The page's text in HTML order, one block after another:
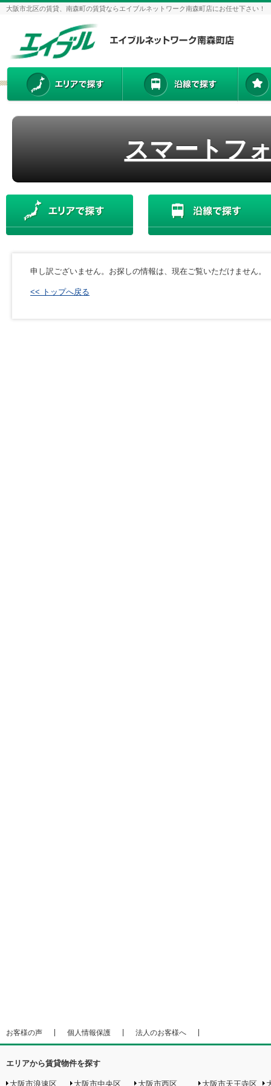
大阪市北区の賃貸、南森町の賃貸ならエイブルネットワーク南森町店にお任せ下さい！
スマートフ
申し訳ございません。お探しの情報は、現在ご覧いただけません。
<< トップへ戻る
お客様の声 個人情報保護 法人のお客様へ
エリアから賃貸物件を探す
大阪市浪速区 大阪市中央区 大阪市西区 大阪市天王寺区